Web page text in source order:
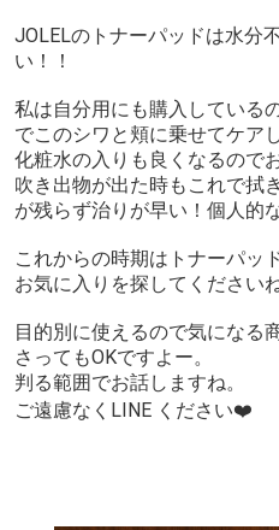
JOLELのトナーパッドは水分
い！！
私は自分用にも購入している
でこのシワと頬に乗せてケア
化粧水の入りも良くなるので
吹き出物が出た時もこれで拭
が残らず治りが早い！個人的
これからの時期はトナーパッ
お気に入りを探してくださいね
目的別に使えるので気になる
さってもOKですよー。
判る範囲でお話しますね。
ご遠慮なくLINE ください❤️